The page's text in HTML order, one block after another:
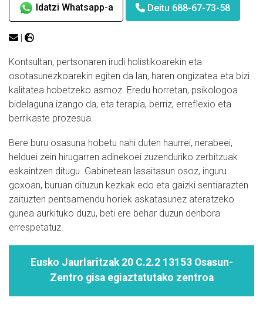
Idatzi Whatsapp-a Deitu 688-67-73-58
|
Kontsultan, pertsonaren irudi holistikoarekin eta
osotasunezkoarekin egiten da lan, haren ongizatea eta bizi
kalitatea hobetzeko asmoz. Eredu horretan, psikologoa
bidelaguna izango da, eta terapia, berriz, erreflexio eta
berrikaste prozesua.
Bere buru osasuna hobetu nahi duten haurrei, nerabeei,
helduei zein hirugarren adinekoei zuzenduriko zerbitzuak
eskaintzen ditugu. Gabinetean lasaitasun osoz, inguru
goxoan, buruan dituzun kezkak edo eta gaizki sentiarazten
zaituzten pentsamendu horiek askatasunez ateratzeko
gunea aurkituko duzu, beti ere behar duzun denbora
errespetatuz.
Eusko Jaurlaritzak 20 C.2.2 13153 Osasun-
Zentro gisa egiaztatutako zentroa